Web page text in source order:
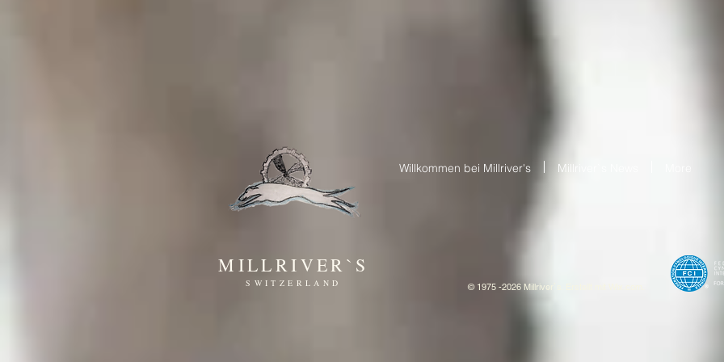
MILLRIVER`S
SWITZERLAND
Willkommen bei Millriver's Millriver`s News
© 1975 -2026 Millriver`s. Erstellt mit